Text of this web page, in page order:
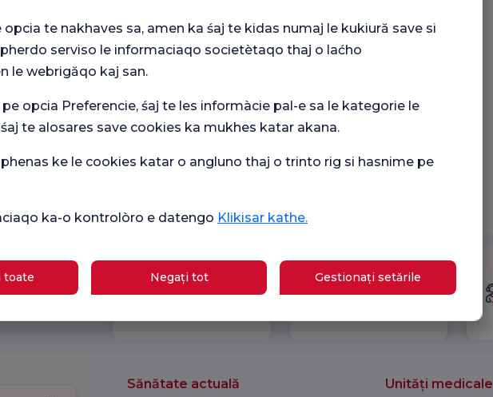
Medical
Sănătate actuală Unități medicale
Sondaj general
Verificați
Chestionarul
opcia te nakhaves sa, amen ka śaj te kidas numaj le kukiură save si
serviso le informaciaqo societètaqo thaj o laćho
le webrigăqo kaj san.
opcia Preferencie, śaj te les informàcie pal-e sa le kategorie le
te alosares save cookies ka mukhes katar akana.
ke le cookies katar o angluno thaj o trinto rig si hasnime pe
ka-o kontrolòro e datengo Klikisar kathe.
toate Negați tot Gestionați setările